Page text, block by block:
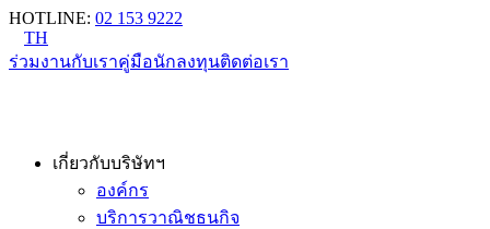
HOTLINE: 02 153 9222
TH
ร่วมงานกับเราคู่มือนักลงทุนติดต่อเรา
เกี่ยวกับบริษัทฯ
องค์กร
บริการวาณิชธนกิจ